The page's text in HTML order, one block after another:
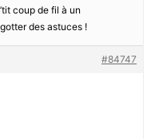
coup de fil à un
des astuces !
#84747